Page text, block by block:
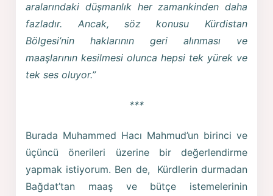
aralarındaki düşmanlık her zamankinden daha
fazladır. Ancak, söz konusu Kürdistan
Bölgesi’nin haklarının geri alınması ve
maaşlarının kesilmesi olunca hepsi tek yürek ve
tek ses oluyor.”
***
Burada Muhammed Hacı Mahmud’un birinci ve
üçüncü önerileri üzerine bir değerlendirme
yapmak istiyorum. Ben de, Kürdlerin durmadan
Bağdat’tan maaş ve bütçe istemelerinin